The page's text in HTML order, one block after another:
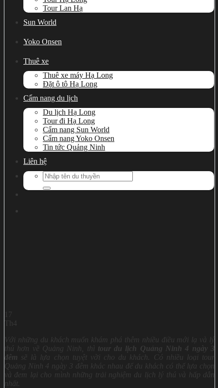
Tour Lan Hạ
Sun World
Yoko Onsen
Thuê xe
Thuê xe máy Hạ Long
Đặt ô tô Hạ Long
Cẩm nang du lịch
Du lịch Hạ Long
Tour đi Hạ Long
Cẩm nang Sun World
Cẩm nang Yoko Onsen
Tin tức Quảng Ninh
Liên hệ
Search
for:
17
Th4
Với những du khách muốn khám phá thêm nhiều điều mới lạ và lý
thú hơn về Quảng Ninh, thì tour du lịch Quảng Ninh 4 ngày 3
đêm sẽ là lựa chọn tuyệt vời cho du khách. Có nhiều loại tour
Quảng Ninh 4 ngày 3 đêm khác nhau để du khách có thể lựa chọn
và đem lại cho mình những trải nghiệm du lịch lý thú và hấp dẫn
nhất.